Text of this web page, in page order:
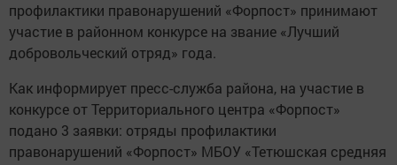
профилактики правонарушений «Форпост» принимают
участие в районном конкурсе на звание «Лучший
добровольческий отряд» года.
Как информирует пресс-служба района, на участие в
конкурсе от Территориального центра «Форпост»
подано 3 заявки: отряды профилактики
правонарушений «Форпост» МБОУ «Тетюшская средняя